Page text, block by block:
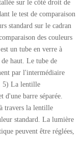
sur le côté droit de
le test de comparaison
standard sur le cadran
des couleurs
un tube en verre à
haut. Le tube de
par l'intermédiaire
5) La lentille
d'une barre séparée.
travers la lentille
standard. La lumière
peuvent être réglées,